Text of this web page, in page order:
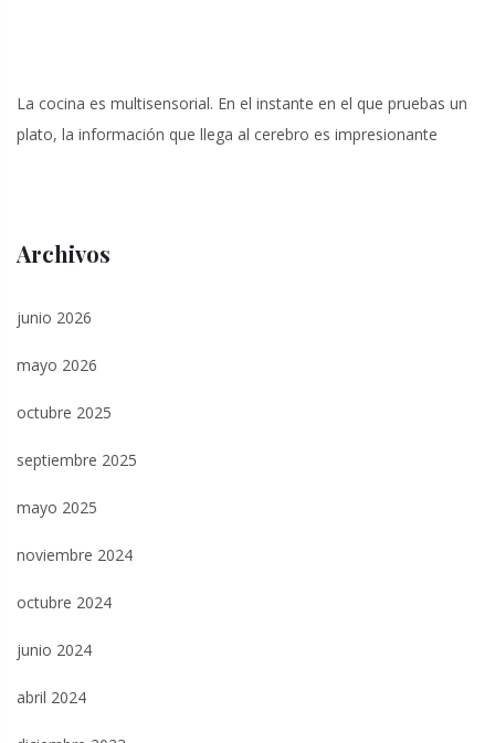
La cocina es multisensorial. En el instante en el que pruebas un
plato, la información que llega al cerebro es impresionante
Archivos
junio 2026
mayo 2026
octubre 2025
septiembre 2025
mayo 2025
noviembre 2024
octubre 2024
junio 2024
abril 2024